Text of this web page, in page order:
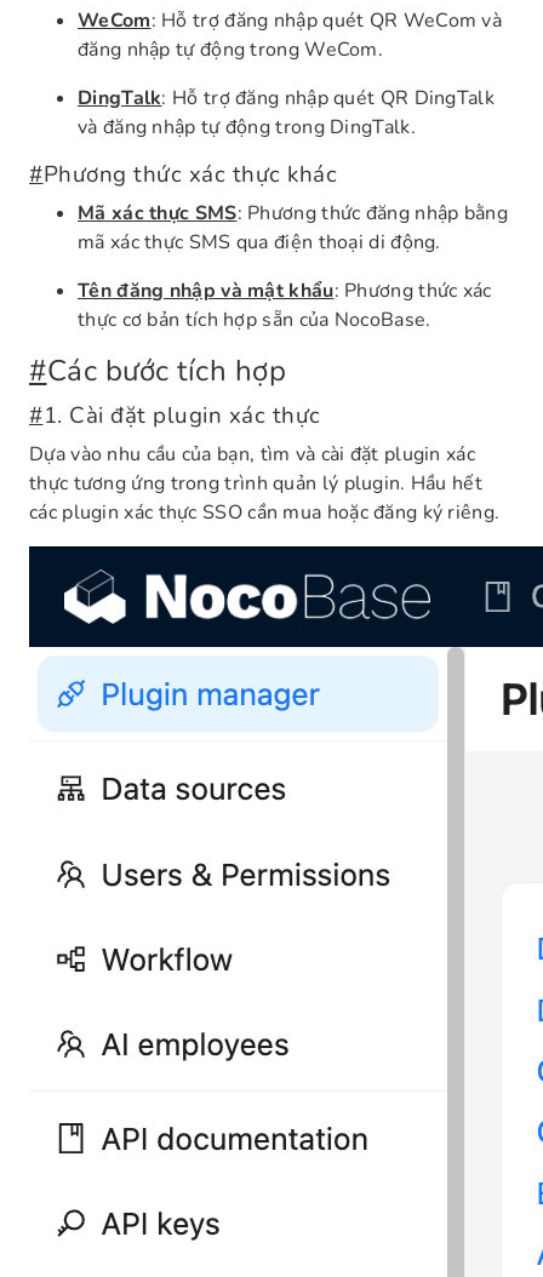
WeCom: Hỗ trợ đăng nhập quét QR WeCom và
đăng nhập tự động trong WeCom.
DingTalk: Hỗ trợ đăng nhập quét QR DingTalk
và đăng nhập tự động trong DingTalk.
#Phương thức xác thực khác
Mã xác thực SMS: Phương thức đăng nhập bằng
mã xác thực SMS qua điện thoại di động.
Tên đăng nhập và mật khẩu: Phương thức xác
thực cơ bản tích hợp sẵn của NocoBase.
#Các bước tích hợp
#1. Cài đặt plugin xác thực
Dựa vào nhu cầu của bạn, tìm và cài đặt plugin xác
thực tương ứng trong trình quản lý plugin. Hầu hết
các plugin xác thực SSO cần mua hoặc đăng ký riêng.